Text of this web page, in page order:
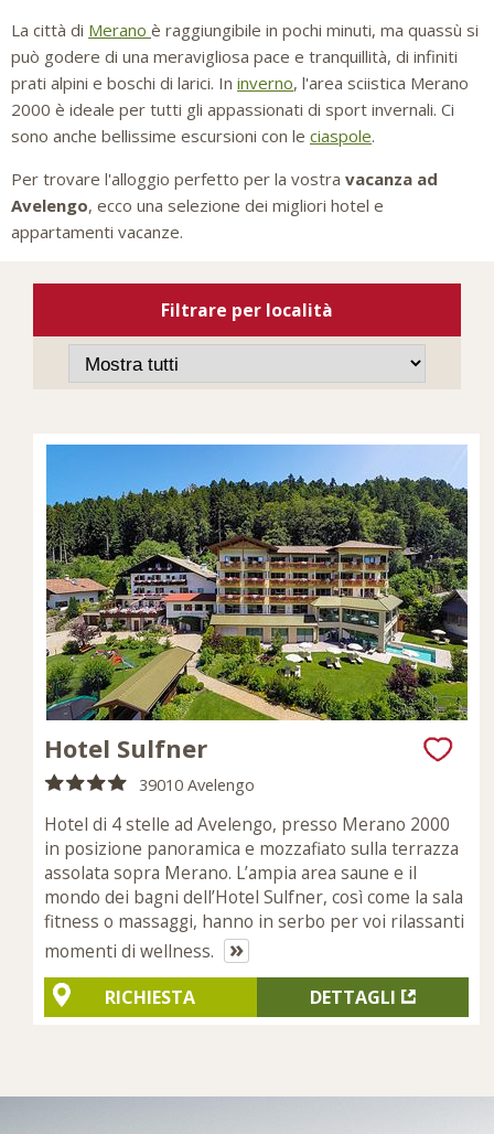
La città di Merano è raggiungibile in pochi minuti, ma quassù si
può godere di una meravigliosa pace e tranquillità, di infiniti
prati alpini e boschi di larici. In inverno, l'area sciistica Merano
2000 è ideale per tutti gli appassionati di sport invernali. Ci
sono anche bellissime escursioni con le ciaspole.
Per trovare l'alloggio perfetto per la vostra vacanza ad
Avelengo, ecco una selezione dei migliori hotel e
appartamenti vacanze.
Filtrare per località
Hotel Sulfner
39010 Avelengo
Hotel di 4 stelle ad Avelengo, presso Merano 2000
in posizione panoramica e mozzafiato sulla terrazza
assolata sopra Merano. L’ampia area saune e il
mondo dei bagni dell’Hotel Sulfner, così come la sala
fitness o massaggi, hanno in serbo per voi rilassanti
momenti di wellness.
»
DETTAGLI
RICHIESTA